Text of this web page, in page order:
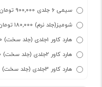
سیمی 6 جلدی 900,000 تومان
شومیز(جلد نرم) 180,000 تومان
هارد کاور 1جلدی (جلد سخت) 300,000 تومان
هارد کاور 2جلدی (جلد سخت) 600,000 تومان
هارد کاور 3جلدی (جلد سخت) 900,000 تومان